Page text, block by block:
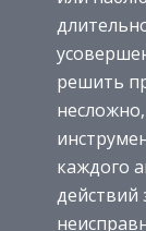
решить
каждого
действий